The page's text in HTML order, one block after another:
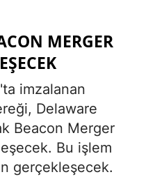
MERGER
imzalanan
Delaware
Beacon Merger
Bu işlem
gerçekleşecek.